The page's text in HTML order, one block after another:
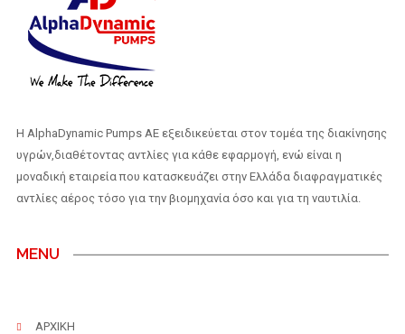
H AlphaDynamic Pumps AE εξειδικεύεται στον τομέα της διακίνησης
υγρών,διαθέτοντας αντλίες για κάθε εφαρμογή, ενώ είναι η
μοναδική εταιρεία που κατασκευάζει στην Ελλάδα διαφραγματικές
αντλίες αέρος τόσο για την βιομηχανία όσο και για τη ναυτιλία.
MENU
ΑΡΧΙΚΗ